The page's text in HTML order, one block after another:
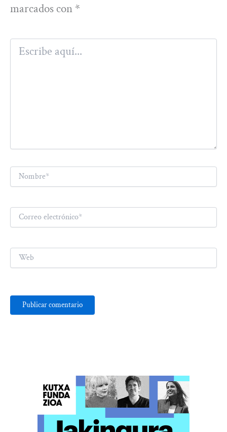
marcados con *
Escribe
aquí...
Nombre*
Correo
electrónico*
Web